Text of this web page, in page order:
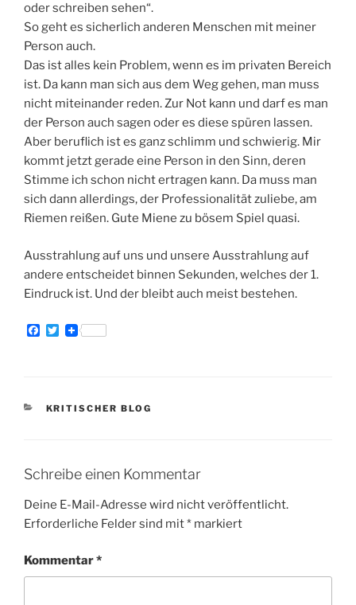
oder schreiben sehen“.
So geht es sicherlich anderen Menschen mit meiner
Person auch.
Das ist alles kein Problem, wenn es im privaten Bereich
ist. Da kann man sich aus dem Weg gehen, man muss
nicht miteinander reden. Zur Not kann und darf es man
der Person auch sagen oder es diese spüren lassen.
Aber beruflich ist es ganz schlimm und schwierig. Mir
kommt jetzt gerade eine Person in den Sinn, deren
Stimme ich schon nicht ertragen kann. Da muss man
sich dann allerdings, der Professionalität zuliebe, am
Riemen reißen. Gute Miene zu bösem Spiel quasi.
Ausstrahlung auf uns und unsere Ausstrahlung auf
andere entscheidet binnen Sekunden, welches der 1.
Eindruck ist. Und der bleibt auch meist bestehen.
F
o
T
r
KATEGORIEN
KRITISCHER BLOG
Schreibe einen Kommentar
Deine E-Mail-Adresse wird nicht veröffentlicht.
Erforderliche Felder sind mit* markiert
Kommentar*